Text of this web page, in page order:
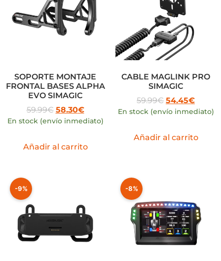
SOPORTE MONTAJE
FRONTAL BASES ALPHA
EVO SIMAGIC
59.99€ 58.30€
En stock (envío inmediato)
Añadir al carrito
CABLE MAGLINK PRO
SIMAGIC
59.99€ 54.45€
En stock (envío inmediato)
Añadir al carrito
-9% -8%